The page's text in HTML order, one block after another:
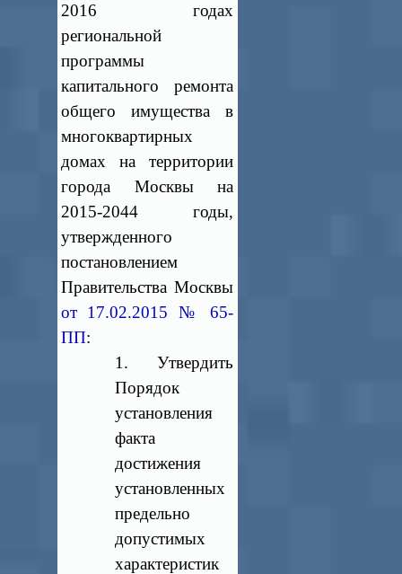
2016 годах
региональной
программы
капитального ремонта
общего имущества в
многоквартирных
домах на территории
города Москвы на
2015-2044 годы,
утвержденного
постановлением
Правительства Москвы
от 17.02.2015 № 65-
ПП:
1. Утвердить
Порядок
установления
факта
достижения
установленных
предельно
допустимых
характеристик